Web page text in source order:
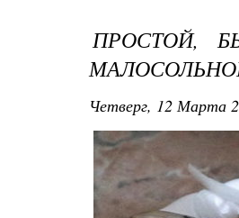
ПРОСТОЙ,
Четверг, 12 Марта